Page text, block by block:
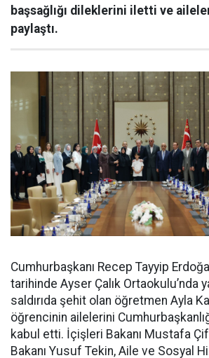
başsağlığı dileklerini iletti ve
paylaştı.
Cumhurbaşkanı Recep Tayyip
tarihinde Ayser Çalık Ortaokulu’nda
saldırıda şehit olan öğretmen Ayla
öğrencinin ailelerini
kabul etti. İçişleri Bakanı Mustafa
Bakanı Yusuf Tekin, Aile ve Sosyal